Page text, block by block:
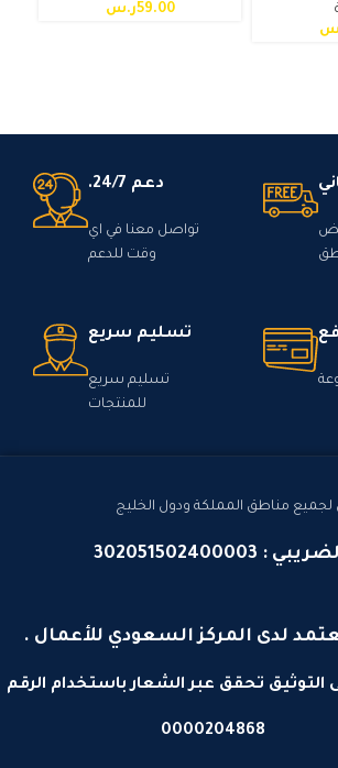
59.00ر.س
دعم 24/7.
تواصل معنا في اي
وقت للدعم
تسليم سريع
تسليم سريع
للمنتجات
مناطق المملكة ودول الخليج
302051502400003
لدى المركز السعودي للأعمال .
التوثيق تحقق عبر الشعار باستخدام الرقم
0000204868